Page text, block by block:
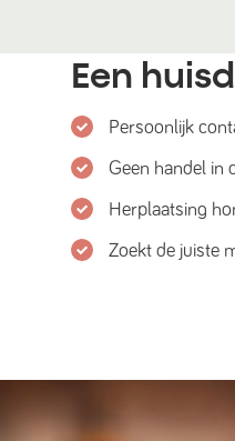
Een
Persoonlijk
Geen handel in
Herplaatsing
Zoekt de juiste